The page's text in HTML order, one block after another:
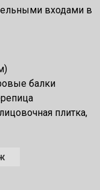
входами в
балки
плитка,